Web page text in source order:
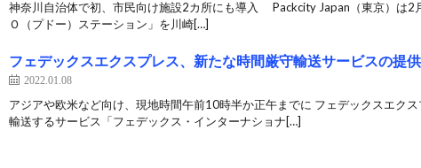
神奈川自治体で初、市民向け施設2カ所にも導入 Packcity Japan（東京）は2
Ｏ（プドー）ステーション」を川崎[…]
フェデックスエクスプレス、新たな時間厳守輸送サービスの提
2022.01.08
アジアや欧米など向け、現地時間午前10時半か正午までに フェデックスエク
輸送するサービス「フェデックス・インターナショナ[…]